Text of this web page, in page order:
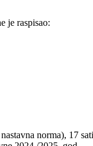
je raspisao:
norma), 17